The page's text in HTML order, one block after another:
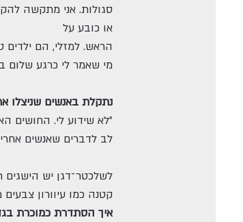
סגולות. אני מתקשה
או כובע על
הראש. למזלי, הם ילדים
מי שאמר לי כרגע שלום
נתקלת באנשים שניצלו
"לא שידוע לי. החושים
לב לדברים שאנשים
לשלכטר־דגן יש
קטנה כמו עיוורון
איך הסתדרת כמוכרת